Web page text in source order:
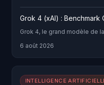
Grok 4 (xAI) : Benchmark
Grok 4, le grand modèle de
6 août 2026
INTELLIGENCE